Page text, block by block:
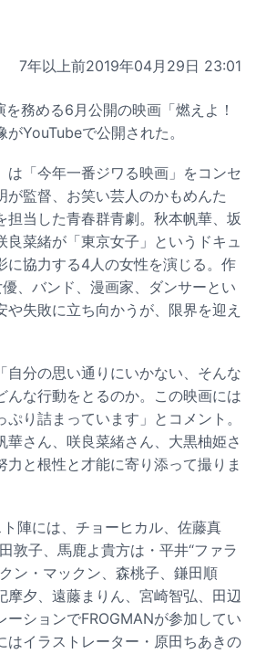
7年以上前2019年04月29日 23:01
務める6月公開の映画「燃えよ！
YouTubeで公開された。
は「今年一番ジワる映画」をコンセ
が監督、お笑い芸人のかもめんた
担当した青春群青劇。秋本帆華、坂
良菜緒が「東京女子」というドキュ
に協力する4人の女性を演じる。作
、バンド、漫画家、ダンサーとい
や失敗に立ち向かうが、限界を迎え
自分の思い通りにいかない、そんな
んな行動をとるのか。この映画には
り詰まっています」とコメント。
華さん、咲良菜緒さん、大黒柚姫さ
力と根性と才能に寄り添って撮りま
陣には、チョーヒカル、佐藤真
敦子、馬鹿よ貴方は・平井“ファラ
ン・マックン、森桃子、鎌田順
摩夕、遠藤まりん、宮崎智弘、田辺
ーションでFROGMANが参加してい
はイラストレーター・原田ちあきの